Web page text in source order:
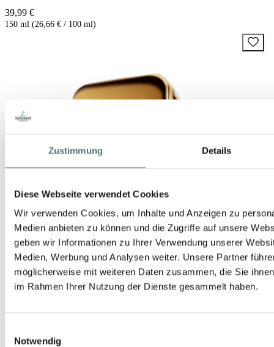
Zustimmung Details
Diese Webseite verwendet Cookies
Wir verwenden Cookies, um Inhalte und Anzeigen zu
Medien anbieten zu können und die Zugriffe auf unsere
geben wir Informationen zu Ihrer Verwendung unserer
Medien, Werbung und Analysen weiter. Unsere Partner
möglicherweise mit weiteren Daten zusammen, die Sie
im Rahmen Ihrer Nutzung der Dienste gesammelt haben.
Notwendig
39,99 €
150 ml (26,66 € / 100 ml)